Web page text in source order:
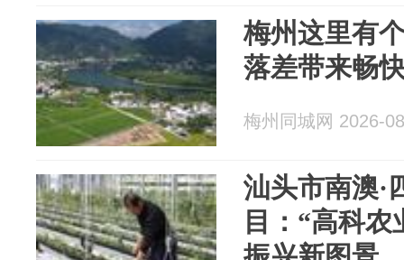
梅州这里有
落差带来畅
梅州同城网 2026-
汕头市南澳·
目：“高科